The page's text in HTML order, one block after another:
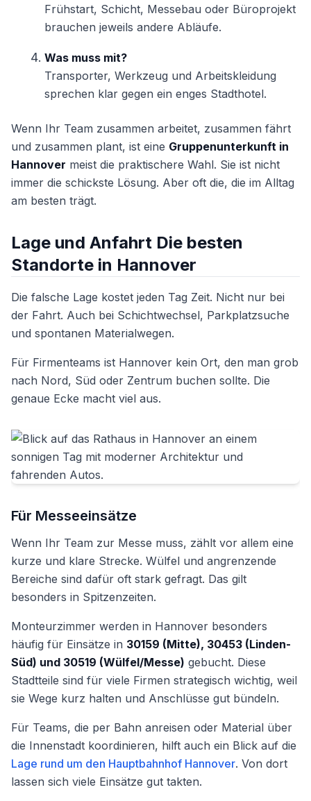
Frühstart, Schicht, Messebau oder Büroprojekt
brauchen jeweils andere Abläufe.
Was muss mit?
Transporter, Werkzeug und Arbeitskleidung
sprechen klar gegen ein enges Stadthotel.
Wenn Ihr Team zusammen arbeitet, zusammen fährt
und zusammen plant, ist eine Gruppenunterkunft in
Hannover meist die praktischere Wahl. Sie ist nicht
immer die schickste Lösung. Aber oft die, die im Alltag
am besten trägt.
Lage und Anfahrt Die besten
Standorte in Hannover
Die falsche Lage kostet jeden Tag Zeit. Nicht nur bei
der Fahrt. Auch bei Schichtwechsel, Parkplatzsuche
und spontanen Materialwegen.
Für Firmenteams ist Hannover kein Ort, den man grob
nach Nord, Süd oder Zentrum buchen sollte. Die
genaue Ecke macht viel aus.
Für Messeeinsätze
Wenn Ihr Team zur Messe muss, zählt vor allem eine
kurze und klare Strecke. Wülfel und angrenzende
Bereiche sind dafür oft stark gefragt. Das gilt
besonders in Spitzenzeiten.
Monteurzimmer werden in Hannover besonders
häufig für Einsätze in 30159 (Mitte), 30453 (Linden-
Süd) und 30519 (Wülfel/Messe) gebucht. Diese
Stadtteile sind für viele Firmen strategisch wichtig, weil
sie Wege kurz halten und Anschlüsse gut bündeln.
Für Teams, die per Bahn anreisen oder Material über
die Innenstadt koordinieren, hilft auch ein Blick auf die
Lage rund um den Hauptbahnhof Hannover. Von dort
lassen sich viele Einsätze gut takten.